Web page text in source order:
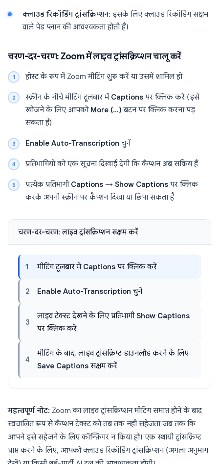
क्लाउड रिकॉर्डिंग ट्रांसक्रिप्शन: इसके लिए क्लाउड रिकॉर्डिंग सक्षम
वाले पेड प्लान की आवश्यकता होती है।
चरण-दर-चरण: Zoom में लाइव ट्रांसक्रिप्शन चालू करें
होस्ट के रूप में Zoom मीटिंग शुरू करें या उसमें शामिल हों
स्क्रीन के नीचे मीटिंग टूलबार में Captions पर क्लिक करें (इसे
खोजने के लिए आपको More (…) बटन पर क्लिक करना पड़
सकता है)
Enable Auto-Transcription चुनें
प्रतिभागियों को एक सूचना दिखाई देगी कि कैप्शन अब सक्रिय हैं
प्रत्येक प्रतिभागी Captions → Show Captions पर क्लिक
करके अपनी स्क्रीन पर कैप्शन दिखा या छिपा सकता है
चरण-दर-चरण: लाइव ट्रांसक्रिप्शन सक्षम करें
1 मीटिंग टूलबार में Captions पर क्लिक करें
2 Enable Auto-Transcription चुनें
3
लाइव टेक्स्ट देखने के लिए प्रतिभागीShow Captions
पर क्लिक करें
4
मीटिंग के बाद, लाइव ट्रांसक्रिप्ट डाउनलोड करने के लिए
Save Captionsसक्षम करें
महत्वपूर्ण नोट: Zoom का लाइव ट्रांसक्रिप्शन मीटिंग समाप्त होने के बाद
स्वचालित रूप से कैप्शन टेक्स्ट को तब तक नहीं सहेजता जब तक कि
आपने इसे सहेजने के लिए कॉन्फ़िगर न किया हो। एक स्थायी ट्रांसक्रिप्ट
प्राप्त करने के लिए, आपको क्लाउड रिकॉर्डिंग ट्रांसक्रिप्शन (अगला अनुभाग